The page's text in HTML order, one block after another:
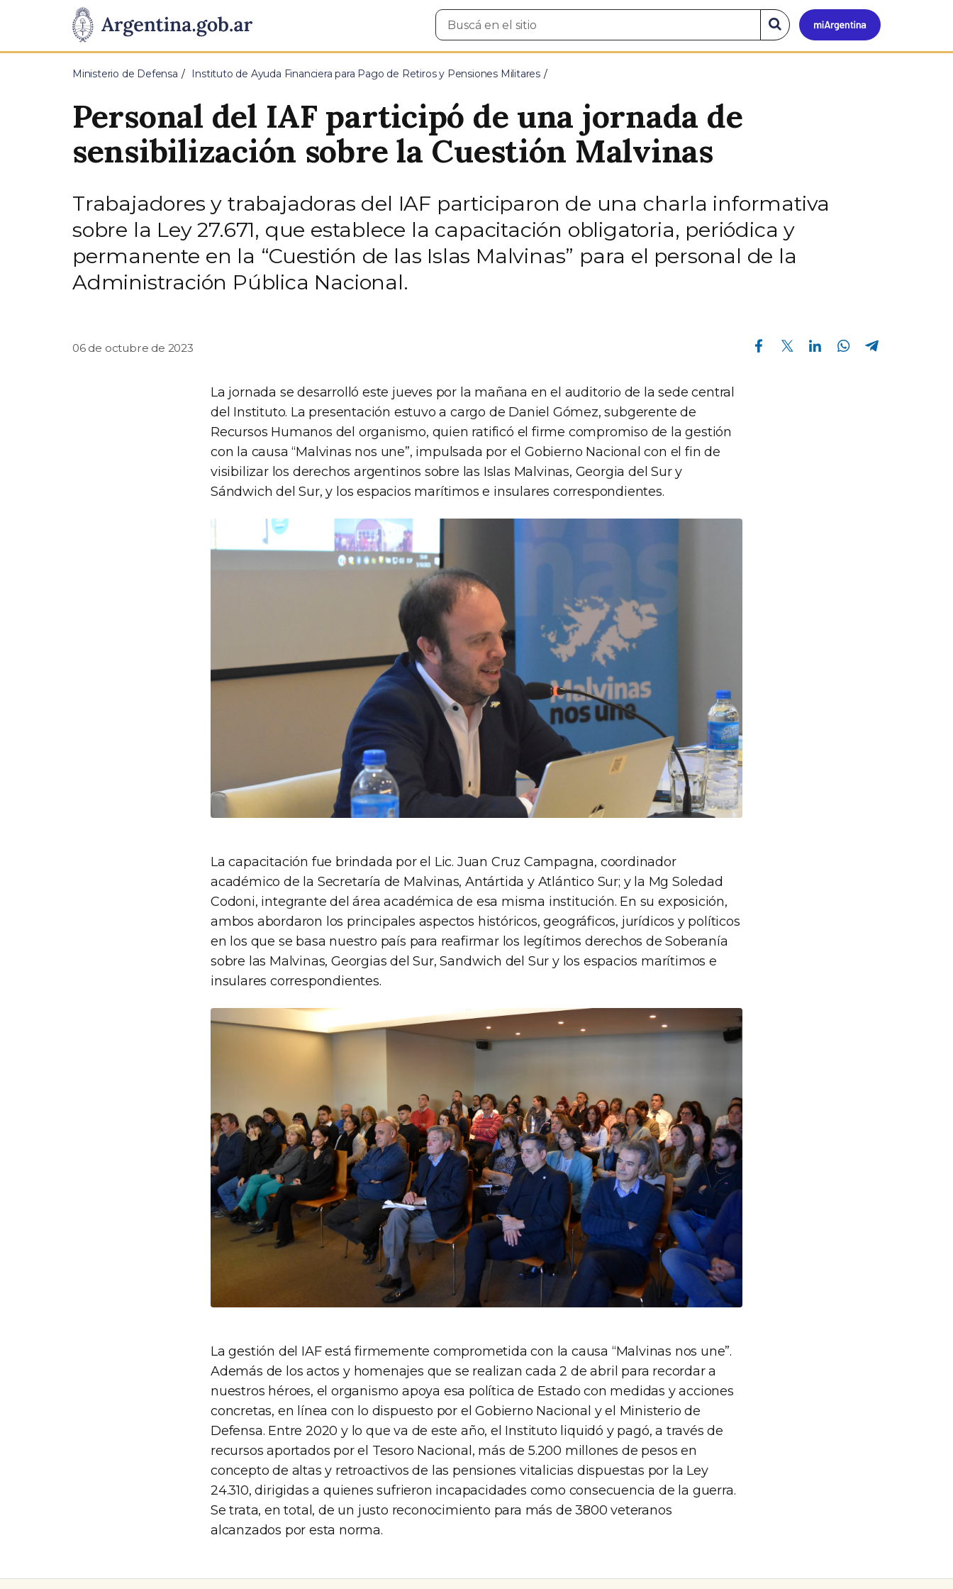
Presidencia
de
Pasar al contenido principal
Mi
Buscar
en
Buscar
en
el
Ministerio de Defensa Instituto de Ayuda Financiera para Pago de Retiros y Pensiones Militares
Personal del IAF participó de una jornada de
sensibilización sobre la Cuestión Malvinas
Trabajadores y trabajadoras del IAF participaron de una charla informativa
sobre la Ley 27.671, que establece la capacitación obligatoria, periódica y
permanente en la “Cuestión de las Islas Malvinas” para el personal de la
Administración Pública Nacional.
06 de octubre de 2023
Compartir en Facebook Compartir en Twitter Compartir en Linkedin Compartir en Whatsapp
La jornada se desarrolló este jueves por la mañana en el auditorio de la sede central
del Instituto. La presentación estuvo a cargo de Daniel Gómez, subgerente de
Recursos Humanos del organismo, quien ratificó el firme compromiso de la gestión
con la causa “Malvinas nos une”, impulsada por el Gobierno Nacional con el fin de
visibilizar los derechos argentinos sobre las Islas Malvinas, Georgia del Sur y
Sándwich del Sur, y los espacios marítimos e insulares correspondientes.
La capacitación fue brindada por el Lic. Juan Cruz Campagna, coordinador
académico de la Secretaría de Malvinas, Antártida y Atlántico Sur; y la Mg Soledad
Codoni, integrante del área académica de esa misma institución. En su exposición,
ambos abordaron los principales aspectos históricos, geográficos, jurídicos y políticos
en los que se basa nuestro país para reafirmar los legítimos derechos de Soberanía
sobre las Malvinas, Georgias del Sur, Sandwich del Sur y los espacios marítimos e
insulares correspondientes.
La gestión del IAF está firmemente comprometida con la causa “Malvinas nos une”.
Además de los actos y homenajes que se realizan cada 2 de abril para recordar a
nuestros héroes, el organismo apoya esa política de Estado con medidas y acciones
concretas, en línea con lo dispuesto por el Gobierno Nacional y el Ministerio de
Defensa. Entre 2020 y lo que va de este año, el Instituto liquidó y pagó, a través de
recursos aportados por el Tesoro Nacional, más de 5.200 millones de pesos en
concepto de altas y retroactivos de las pensiones vitalicias dispuestas por la Ley
24.310, dirigidas a quienes sufrieron incapacidades como consecuencia de la guerra.
Se trata, en total, de un justo reconocimiento para más de 3800 veteranos
alcanzados por esta norma.